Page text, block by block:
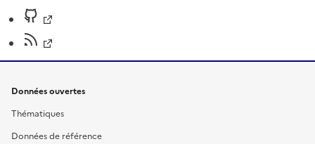
Données ouvertes
Thématiques
Données de référence